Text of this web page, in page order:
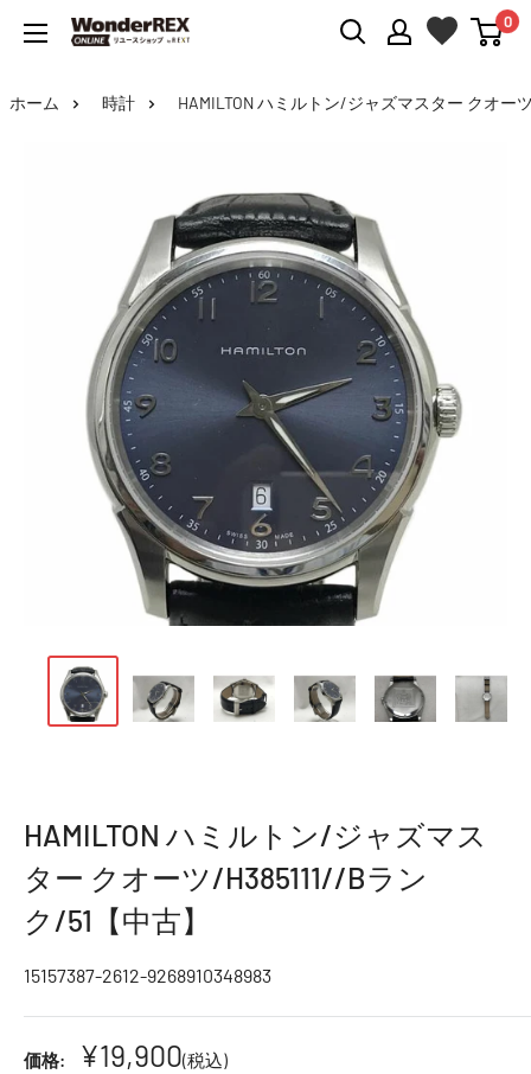
WonderREX
0
ホーム 時計 HAMILTON ハミルトン/ジャズマスター クオー
HAMILTON ハミルトン/ジャズマス
ター クオーツ/H385111//Bラン
ク/51【中古】
15157387-2612-9268910348983
価格: ¥19,900(税込)